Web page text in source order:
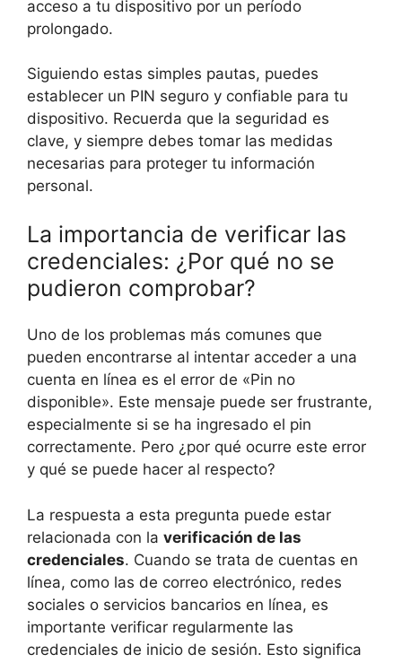
acceso a tu dispositivo por un período
prolongado.
Siguiendo estas simples pautas, puedes
establecer un PIN seguro y confiable para tu
dispositivo. Recuerda que la seguridad es
clave, y siempre debes tomar las medidas
necesarias para proteger tu información
personal.
La importancia de verificar las
credenciales: ¿Por qué no se
pudieron comprobar?
Uno de los problemas más comunes que
pueden encontrarse al intentar acceder a una
cuenta en línea es el error de «Pin no
disponible». Este mensaje puede ser frustrante,
especialmente si se ha ingresado el pin
correctamente. Pero ¿por qué ocurre este error
y qué se puede hacer al respecto?
La respuesta a esta pregunta puede estar
relacionada con la verificación de las
credenciales. Cuando se trata de cuentas en
línea, como las de correo electrónico, redes
sociales o servicios bancarios en línea, es
importante verificar regularmente las
credenciales de inicio de sesión. Esto significa